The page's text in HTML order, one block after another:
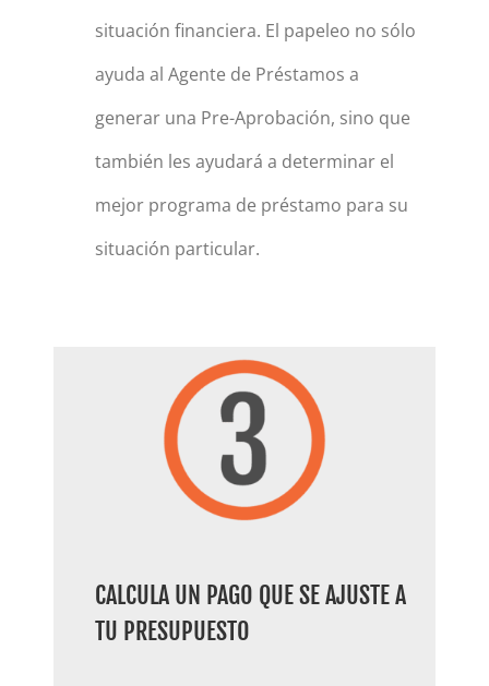
situación financiera. El papeleo no sólo
ayuda al Agente de Préstamos a
generar una Pre-Aprobación, sino que
también les ayudará a determinar el
mejor programa de préstamo para su
situación particular.
CALCULA UN PAGO QUE SE AJUSTE A
TU PRESUPUESTO